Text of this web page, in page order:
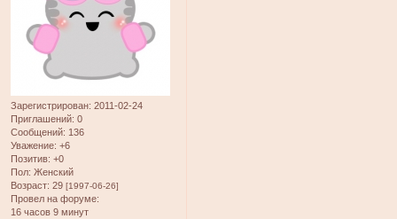
Зарегистрирован: 2011-02-24
Приглашений: 0
Сообщений: 136
Уважение: +6
Позитив: +0
Пол: Женский
Возраст: 29 [1997-06-26]
Провел на форуме:
16 часов 9 минут